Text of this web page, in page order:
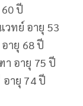
ปี
วทย์ อายุ 53
ายุ 68 ปี
า อายุ 75 ปี
อายุ 74 ปี